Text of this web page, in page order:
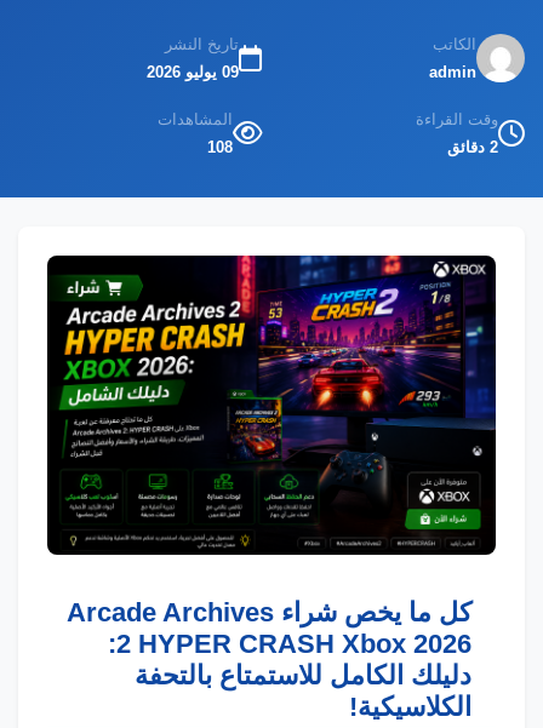
الكاتب
admin
تاريخ النشر
09 يوليو 2026
وقت القراءة
2 دقائق
المشاهدات
108
كل ما يخص شراء Arcade Archives
2 HYPER CRASH Xbox 2026:
دليلك الكامل للاستمتاع بالتحفة
الكلاسيكية!